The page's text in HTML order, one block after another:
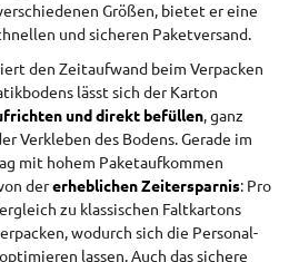
Größen, bietet er eine
und sicheren Paketversand.
den Zeitaufwand beim Verpacken
lässt sich der Karton
und direkt befüllen, ganz
Verkleben des Bodens. Gerade im
mit hohem Paketaufkommen
dererheblichen Zeitersparnis: Pro
zu klassischen Faltkartons
wodurch sich die Personal-
lassen. Auch das sichere